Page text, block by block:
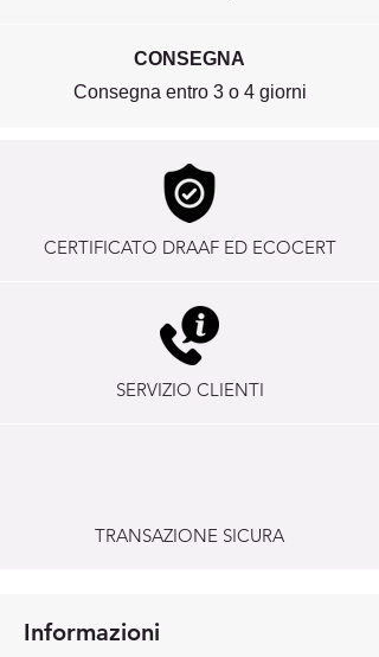
CONSEGNA
Consegna entro 3 o 4 giorni
CERTIFICATO DRAAF ED ECOCERT
SERVIZIO CLIENTI
TRANSAZIONE SICURA
Informazioni